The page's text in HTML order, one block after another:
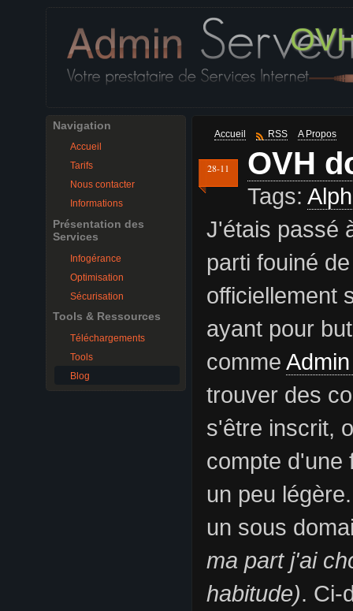
Navigation
Accueil
Tarifs
Nous contacter
Informations
Présentation des
Services
Infogérance
Optimisation
Sécurisation
Tools & Ressources
Téléchargements
Tools
Blog
Accueil RSS A Propos
28-11 OVH
Tags:
J'étais passé
parti fouiné
officiellement
ayant pour
comme
trouver des
s'être inscrit,
compte d'une
un peu
un sous
ma part j'ai
habitude). Ci-